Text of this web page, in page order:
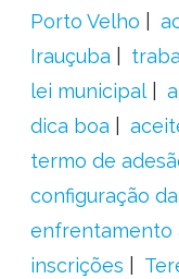
Porto Velho
Irauçuba
lei municipal
dica boa
termo de
configuração
enfrentamento
inscrições